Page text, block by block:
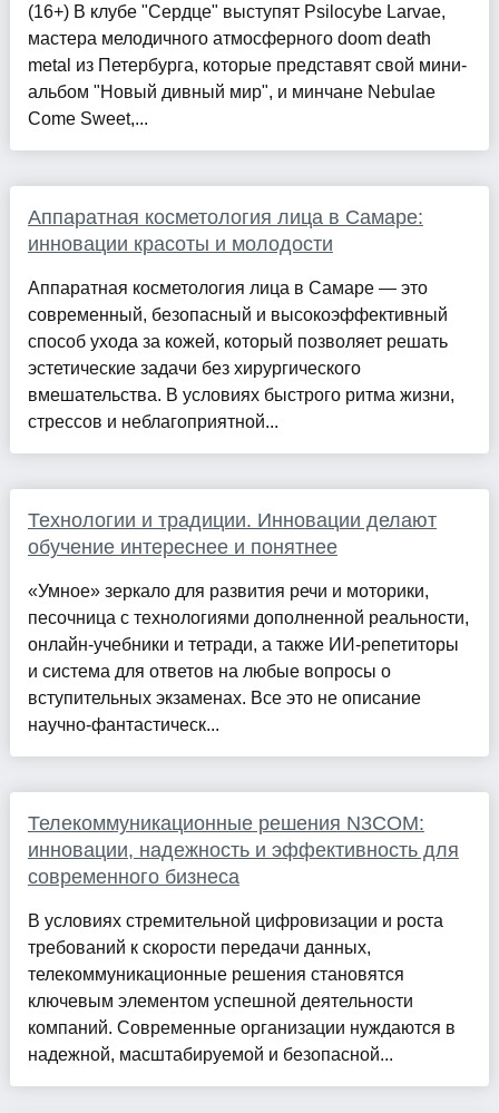
(16+) В клубе "Сердце" выступят Psilocybe Larvae,
мастера мелодичного атмосферного doom death
metal из Петербурга, которые представят свой мини-
альбом "Новый дивный мир", и минчане Nebulae
Come Sweet,...
Аппаратная косметология лица в Самаре:
инновации красоты и молодости
Аппаратная косметология лица в Самаре — это
современный, безопасный и высокоэффективный
способ ухода за кожей, который позволяет решать
эстетические задачи без хирургического
вмешательства. В условиях быстрого ритма жизни,
стрессов и неблагоприятной...
Технологии и традиции. Инновации делают
обучение интереснее и понятнее
«Умное» зеркало для развития речи и моторики,
песочница с технологиями дополненной реальности,
онлайн-учебники и тетради, а также ИИ-репетиторы
и система для ответов на любые вопросы о
вступительных экзаменах. Все это не описание
научно-фантастическ...
Телекоммуникационные решения N3COM:
инновации, надежность и эффективность для
современного бизнеса
В условиях стремительной цифровизации и роста
требований к скорости передачи данных,
телекоммуникационные решения становятся
ключевым элементом успешной деятельности
компаний. Современные организации нуждаются в
надежной, масштабируемой и безопасной...